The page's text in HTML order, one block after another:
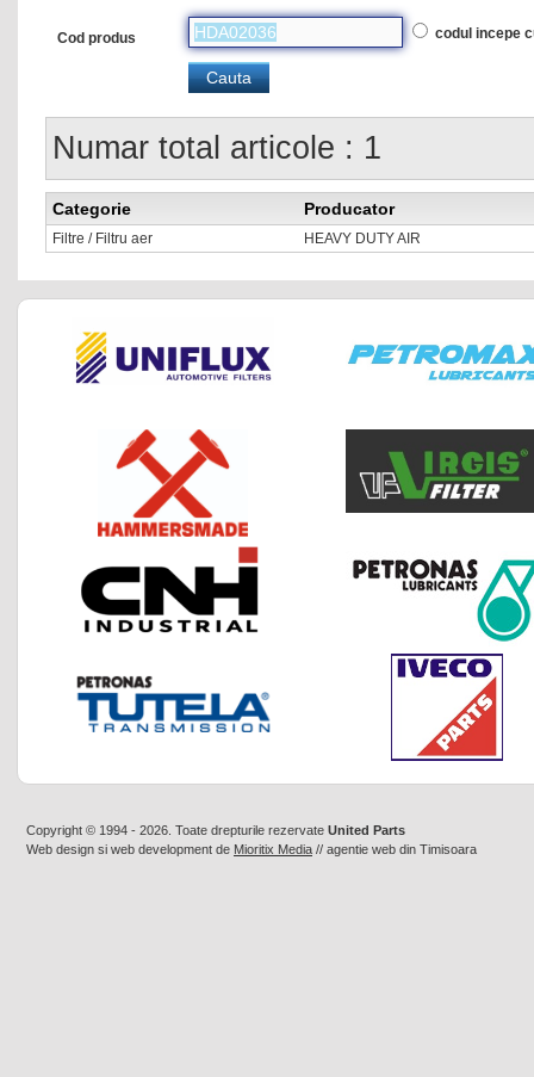
Cod produs codul incepe
Numar total articole : 1
Categorie Producator
Filtre / Filtru aer HEAVY DUTY AIR
Copyright © 1994 - 2026. Toate drepturile rezervate United Parts
Web design si web development de Mioritix Media // agentie web din Timisoara